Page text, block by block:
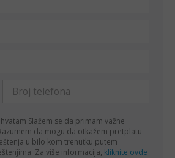
Slažem se da primam važne
da mogu da otkažem pretplatu
u bilo kom trenutku putem
Za više informacija, kliknite ovde